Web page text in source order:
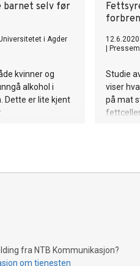
barnet selv før
i Agder
kvinner og
alkohol i
Dette er lite kjent
Studie
viser
på mat
fra NTB Kommunikasjon?
om tjenesten